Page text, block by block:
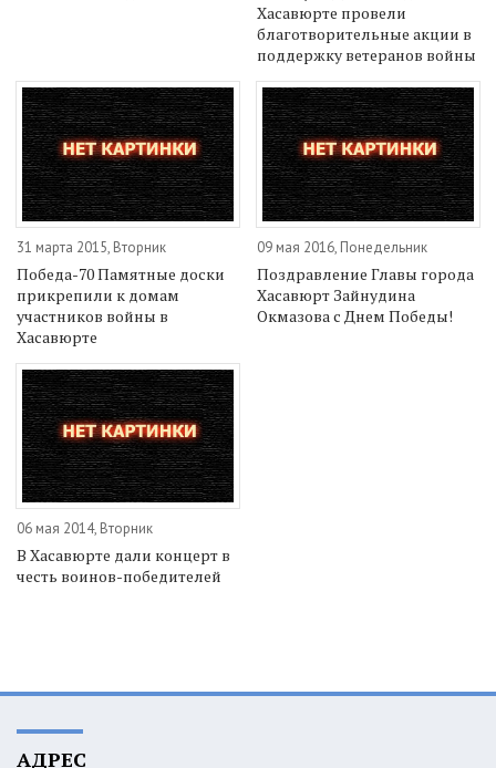
Хасавюрте провели
благотворительные акции в
поддержку ветеранов войны
31 марта 2015, Вторник
Победа-70 Памятные доски
прикрепили к домам
участников войны в
Хасавюрте
09 мая 2016, Понедельник
Поздравление Главы города
Хасавюрт Зайнудина
Окмазова с Днем Победы!
06 мая 2014, Вторник
В Хасавюрте дали концерт в
честь воинов-победителей
АДРЕС